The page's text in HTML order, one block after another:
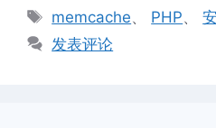
标
签
memcache、 PHP、
发表评论